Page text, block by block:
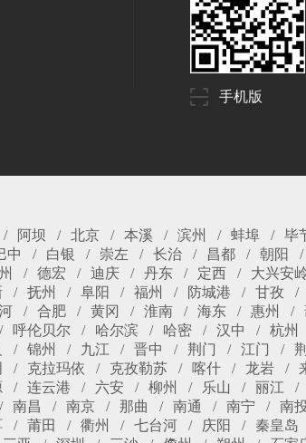
手机版
阿坝 北京 本溪 滨州 蚌埠 毕
中 白银 崇左 长治 昌都 朝阳
德宏 迪庆 丹东 定西 大兴安
抚州 阜阳 福州 防城港 甘孜
合肥 黄冈 淮南 海东 惠州
呼伦贝尔 哈尔滨 哈密 汉中 杭州
锦州 九江 晋中 荆门 江门
克拉玛依 克孜勒苏 喀什 龙岩
连云港 六安 柳州 乐山 丽江
南昌 南京 那曲 南通 南宁 南
莆田 衢州 七台河 庆阳 秦皇岛